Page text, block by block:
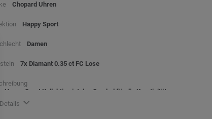
Chopard Uhren
Happy Sport
Damen
7x Diamant 0.35 ct FC Lose
Happy Sport Kollektion ist das Symbol für die Kreativität und
von Chopard. Ihre verspielten, frei zwischen zwei
tanzenden Edelsteine beflügeln die Fantasie seit
Details